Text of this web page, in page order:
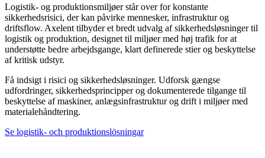
Logistik- og produktionsmiljøer står over for konstante
sikkerhedsrisici, der kan påvirke mennesker, infrastruktur og
driftsflow. Axelent tilbyder et bredt udvalg af sikkerhedsløsninger til
logistik og produktion, designet til miljøer med høj trafik for at
understøtte bedre arbejdsgange, klart definerede stier og beskyttelse
af kritisk udstyr.
Få indsigt i risici og sikkerhedsløsninger. Udforsk gængse
udfordringer, sikkerhedsprincipper og dokumenterede tilgange til
beskyttelse af maskiner, anlægsinfrastruktur og drift i miljøer med
materialehåndtering.
Se logistik- och produktionslösningar